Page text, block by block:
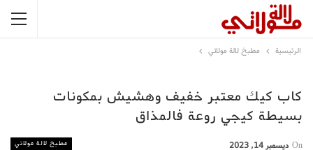
الرئيسية مطبخ لالة مولاتي
كاب كيك معتبر خفيف وهشيش بمكونات
بسيطة كيجي روعة فالمذاق
مطبخ لالة مولاتي On ديسمبر 14, 2023